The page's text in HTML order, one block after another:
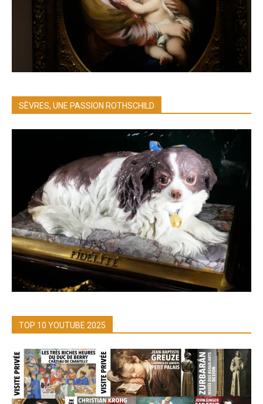
SÈVRES, UNE PASSION ROTHSCHILD
TOP 10 YOUTUBE 2025